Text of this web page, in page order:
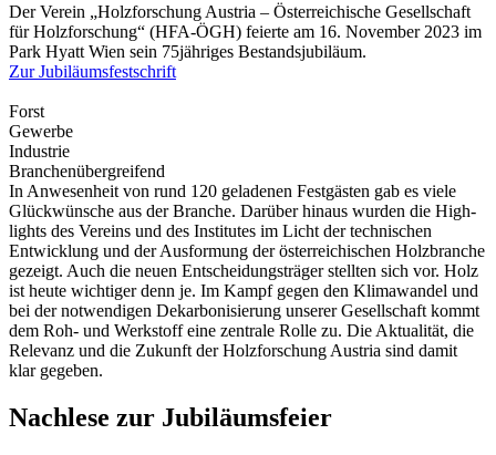
Der Verein „Holz­for­schung Austria – Öster­rei­chi­sche Gesell­schaft
für Holz­for­schung“ (HFA-ÖGH) feierte am 16. November 2023 im
Park Hyatt Wien sein 75jäh­riges Bestands­ju­bi­läum.
Zur Jubiläumsfestschrift
Forst
Gewerbe
Industrie
Branchenübergreifend
In Anwe­sen­heit von rund 120 gela­denen Fest­gästen gab es viele
Glück­wün­sche aus der Branche. Darüber hinaus wurden die High­
lights des Vereins und des Insti­tutes im Licht der tech­ni­schen
Entwick­lung und der Ausfor­mung der öster­rei­chi­schen Holz­branche
gezeigt. Auch die neuen Entschei­dungs­träger stellten sich vor. Holz
ist heute wich­tiger denn je. Im Kampf gegen den Klima­wandel und
bei der notwen­digen Dekar­bo­ni­sie­rung unserer Gesell­schaft kommt
dem Roh- und Werk­stoff eine zentrale Rolle zu. Die Aktua­lität, die
Rele­vanz und die Zukunft der Holz­for­schung Austria sind damit
klar gegeben.
Nachlese zur Jubiläumsfeier